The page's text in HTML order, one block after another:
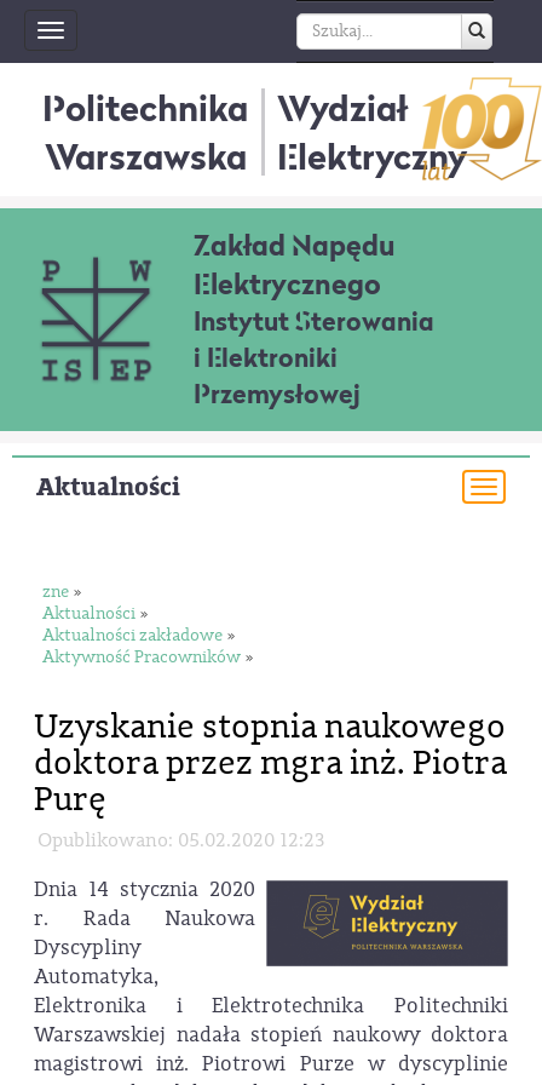
Toggle
navigation
Politechnika
Warszawska
Wydział
Elektryczny
Zakład Napędu
Elektrycznego
Instytut Sterowania
i Elektroniki
Przemysłowej
Aktualności
zne »
Aktualności »
Aktualności zakładowe »
Aktywność Pracowników »
Uzyskanie stopnia naukowego
doktora przez mgra inż. Piotra
Purę
Opublikowano: 05.02.2020 12:23
Dnia 14 stycznia 2020
r. Rada Naukowa
Dyscypliny
Automatyka,
Elektronika i Elektrotechnika Politechniki
Warszawskiej nadała stopień naukowy doktora
magistrowi inż. Piotrowi Purze w dyscyplinie